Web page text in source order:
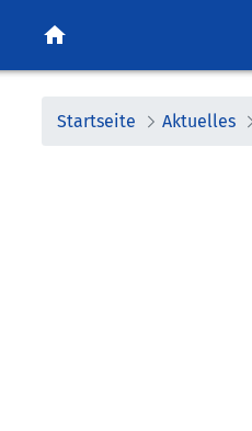
home
Startseite Aktuelles